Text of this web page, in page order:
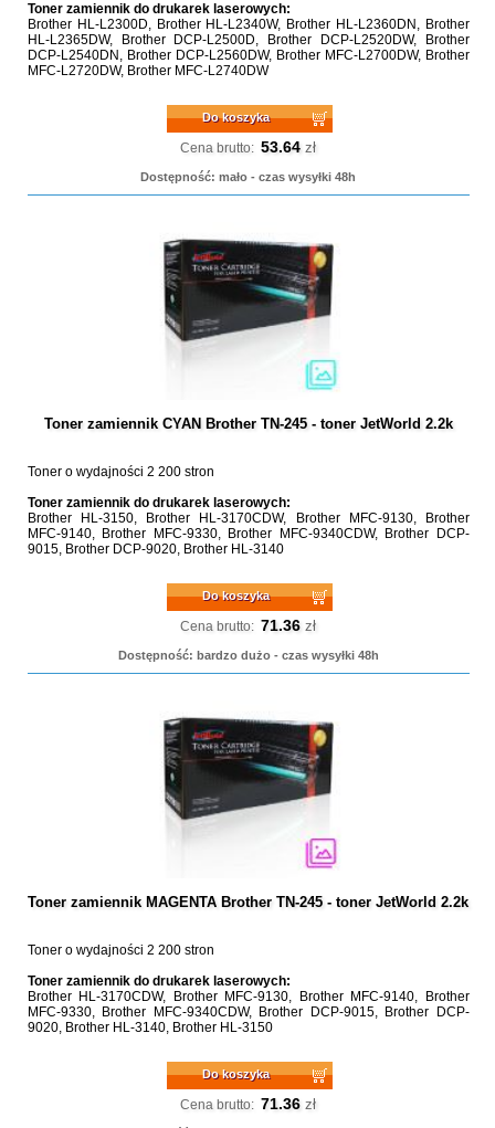
Toner zamiennik do drukarek laserowych:
Brother HL-L2300D, Brother HL-L2340W, Brother HL-L2360DN, Brother
HL-L2365DW, Brother DCP-L2500D, Brother DCP-L2520DW, Brother
DCP-L2540DN, Brother DCP-L2560DW, Brother MFC-L2700DW, Brother
MFC-L2720DW, Brother MFC-L2740DW
Do koszyka
Cena brutto: 53.64 zł
Dostępność: mało - czas wysyłki 48h
Toner zamiennik CYAN Brother TN-245 - toner JetWorld 2.2k
Toner o wydajności 2 200 stron
Toner zamiennik do drukarek laserowych:
Brother HL-3150, Brother HL-3170CDW, Brother MFC-9130, Brother
MFC-9140, Brother MFC-9330, Brother MFC-9340CDW, Brother DCP-
9015, Brother DCP-9020, Brother HL-3140
Do koszyka
Cena brutto: 71.36 zł
Dostępność: bardzo dużo - czas wysyłki 48h
Toner zamiennik MAGENTA Brother TN-245 - toner JetWorld 2.2k
Toner o wydajności 2 200 stron
Toner zamiennik do drukarek laserowych:
Brother HL-3170CDW, Brother MFC-9130, Brother MFC-9140, Brother
MFC-9330, Brother MFC-9340CDW, Brother DCP-9015, Brother DCP-
9020, Brother HL-3140, Brother HL-3150
Do koszyka
Cena brutto: 71.36 zł